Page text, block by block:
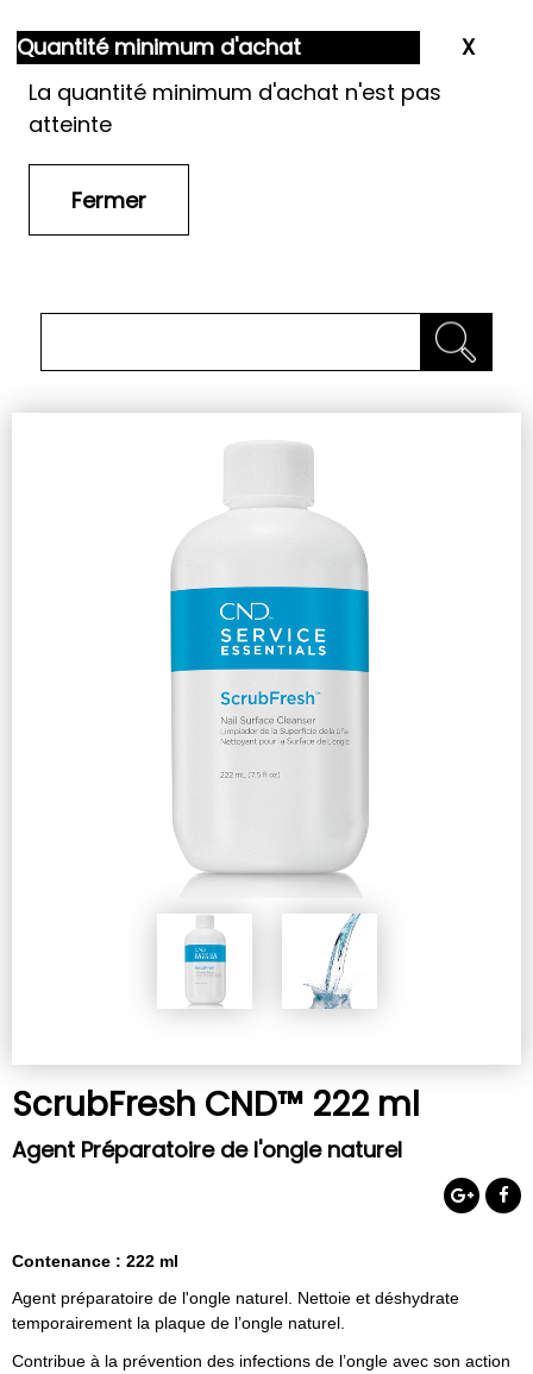
Quantité minimum d'achat
La quantité minimum d'achat n'est pas
atteinte
ScrubFresh CND™ 222 ml
Agent Préparatoire de l'ongle naturel
Contenance : 222 ml
Agent préparatoire de l'ongle naturel. Nettoie et déshydrate
temporairement la plaque de l’ongle naturel.
Contribue à la prévention des infections de l’ongle avec son action